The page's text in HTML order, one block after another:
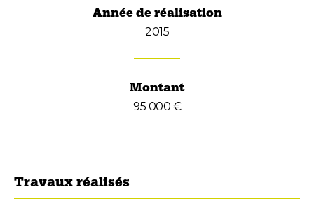
Année de réalisation
2015
Montant
95 000 €
Travaux réalisés